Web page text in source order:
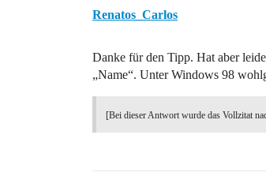
Renatos_Carlos
Danke für den Tipp. Hat aber
„Name“. Unter Windows 98
[Bei dieser Antwort wurde das Vollzitat